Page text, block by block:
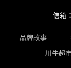
品牌故事
川牛超